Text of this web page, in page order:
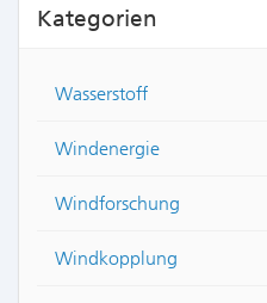
Kategorien
Wasserstoff
Windenergie
Windforschung
Windkopplung